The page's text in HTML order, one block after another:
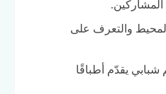
والتعرف على
يقدّم أطباقًا